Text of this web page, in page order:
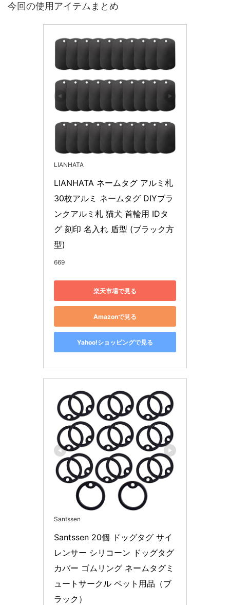
今回の使用アイテムまとめ
LIANHATA
LIANHATA ネームタグ アルミ札
30枚アルミ ネームタグ DIYブラ
ンクアルミ札 猫犬 首輪用 IDタ
グ 刻印 名入れ 盾型 (ブラック方
型)
669
楽天市場で見る
Amazonで見る
Yahoo!ショッピングで見る
Santssen
Santssen 20個 ドッグタグ サイ
レンサー シリコーン ドッグタグ
カバー ゴムリング ネームタグミ
ュートサークル ペット用品（ブ
ラック）